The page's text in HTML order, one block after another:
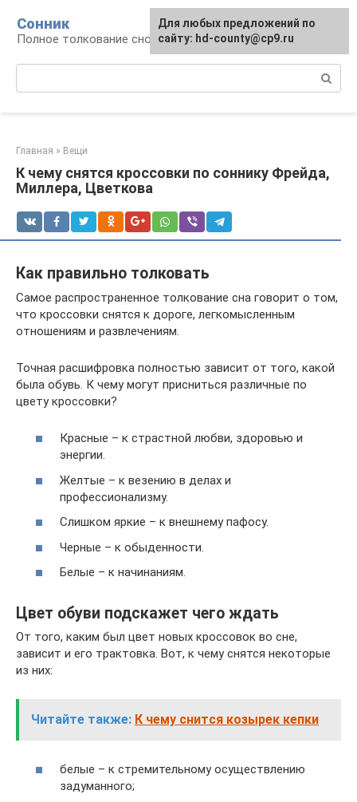
контенту
Сонник
Полное толкование снов
Главная » Вещи
К чему снятся кроссовки по соннику Фрейда,
Миллера, Цветкова
Как правильно толковать
Самое распространенное толкование сна говорит о том,
что кроссовки снятся к дороге, легкомысленным
отношениям и развлечениям.
Точная расшифровка полностью зависит от того, какой
была обувь. К чему могут присниться различные по
цвету кроссовки?
Красные – к страстной любви, здоровью и
энергии.
Желтые – к везению в делах и
профессионализму.
Слишком яркие – к внешнему пафосу.
Черные – к обыденности.
Белые – к начинаниям.
Цвет обуви подскажет чего ждать
От того, каким был цвет новых кроссовок во сне,
зависит и его трактовка. Вот, к чему снятся некоторые
из них:
Читайте также: К чему снится козырек кепки
белые – к стремительному осуществлению
задуманного;
Для любых предложений по
сайту: hd-county@cp9.ru